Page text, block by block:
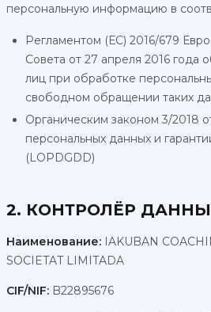
персональную информацию в
Регламентом (ЕС) 2016/679
Совета от 27 апреля 2016 года
лиц при обработке
свободном обращении таких
Органическим законом 3/2018
персональных данных и
(LOPDGDD)
2. КОНТРОЛЁР
Наименование: IAKUBAN
SOCIETAT LIMITADA
CIF/NIF: B22895676